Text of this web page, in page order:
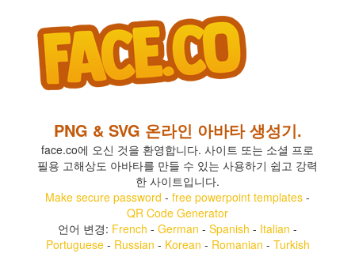
PNG & SVG 온라인 아바타 생성기.
face.co에 오신 것을 환영합니다. 사이트 또는 소셜 프로
필용 고해상도 아바타를 만들 수 있는 사용하기 쉽고 강력
한 사이트입니다.
Make secure password - free powerpoint templates -
QR Code Generator
언어 변경: French - German - Spanish - Italian -
Portuguese- Russian - Korean - Romanian - Turkish